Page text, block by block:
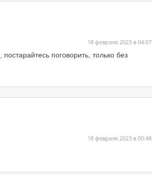
18 февраля 2023 в 04:07
поговорить, только без
18 февраля 2023 в 00:48